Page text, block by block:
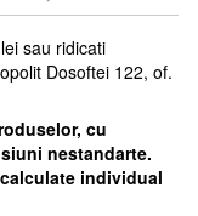
sau ridicati
Dosoftei 122, of.
cu
nestandarte.
individual